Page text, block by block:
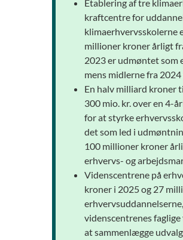
Etablering af tre
kraftcentre for
klimaerhvervsskolerne
millioner kroner årligt
2023 er udmøntet som
mens midlerne fra
En halv milliard kroner
300 mio. kr. over en 4-
for at styrke
det som led i
100 millioner kroner
erhvervs- og
Videnscentrene på
kroner i 2025 og 27
videnscentrenes
at sammenlægge